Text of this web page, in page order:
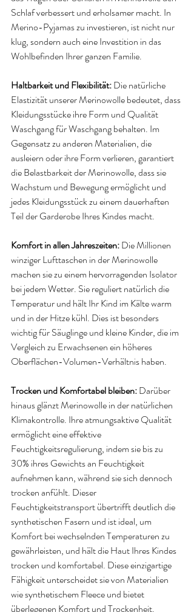
Schlaf verbessert und erholsamer macht. In
Merino-Pyjamas zu investieren, ist nicht nur
klug, sondern auch eine Investition in das
Wohlbefinden Ihrer ganzen Familie.
Haltbarkeit und Flexibilität: Die natürliche
Elastizität unserer Merinowolle bedeutet, dass
Kleidungsstücke ihre Form und Qualität
Waschgang für Waschgang behalten. Im
Gegensatz zu anderen Materialien, die
ausleiern oder ihre Form verlieren, garantiert
die Belastbarkeit der Merinowolle, dass sie
Wachstum und Bewegung ermöglicht und
jedes Kleidungsstück zu einem dauerhaften
Teil der Garderobe Ihres Kindes macht.
Komfort in allen Jahreszeiten: Die Millionen
winziger Lufttaschen in der Merinowolle
machen sie zu einem hervorragenden Isolator
bei jedem Wetter. Sie reguliert natürlich die
Temperatur und hält Ihr Kind im Kälte warm
und in der Hitze kühl. Dies ist besonders
wichtig für Säuglinge und kleine Kinder, die im
Vergleich zu Erwachsenen ein höheres
Oberflächen-Volumen-Verhältnis haben.
Trocken und Komfortabel bleiben: Darüber
hinaus glänzt Merinowolle in der natürlichen
Klimakontrolle. Ihre atmungsaktive Qualität
ermöglicht eine effektive
Feuchtigkeitsregulierung, indem sie bis zu
30% ihres Gewichts an Feuchtigkeit
aufnehmen kann, während sie sich dennoch
trocken anfühlt. Dieser
Feuchtigkeitstransport übertrifft deutlich die
synthetischen Fasern und ist ideal, um
Komfort bei wechselnden Temperaturen zu
gewährleisten, und hält die Haut Ihres Kindes
trocken und komfortabel. Diese einzigartige
Fähigkeit unterscheidet sie von Materialien
wie synthetischem Fleece und bietet
überlegenen Komfort und Trockenheit.